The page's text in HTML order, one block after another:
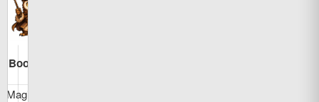
Bookman
MagicBook